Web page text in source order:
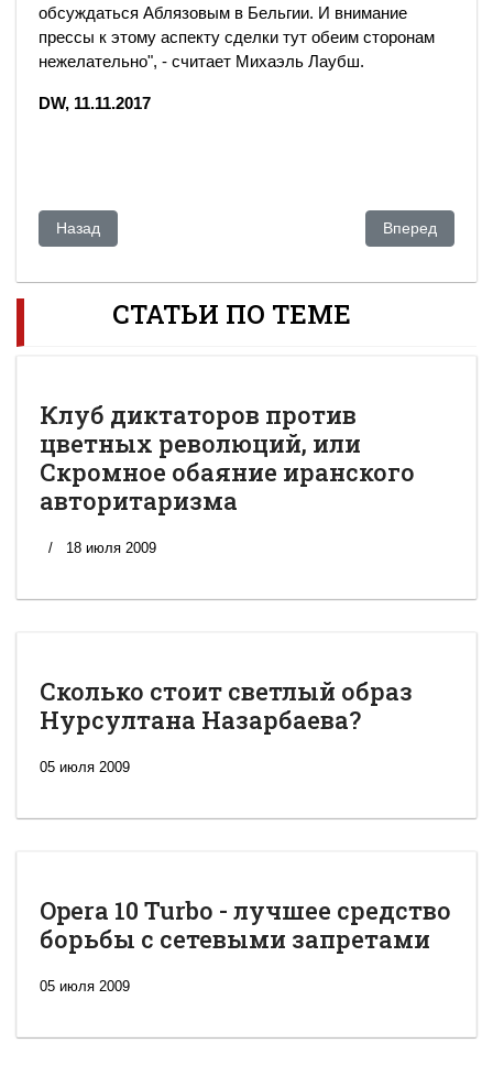
обсуждаться Аблязовым в Бельгии. И внимание
прессы к этому аспекту сделки тут обеим сторонам
нежелательно", - считает Михаэль Лаубш.
DW, 11.11.2017
Предыдущий: «Бить надо не по мухам, а по тиграм»
Назад Следующий:
Вперед
СТАТЬИ ПО ТЕМЕ
Клуб диктаторов против
цветных революций, или
Скромное обаяние иранского
авторитаризма
18 июля 2009
Сколько стоит светлый образ
Нурсултана Назарбаева?
05 июля 2009
Opera 10 Turbo - лучшее средство
борьбы с сетевыми запретами
05 июля 2009
Новая